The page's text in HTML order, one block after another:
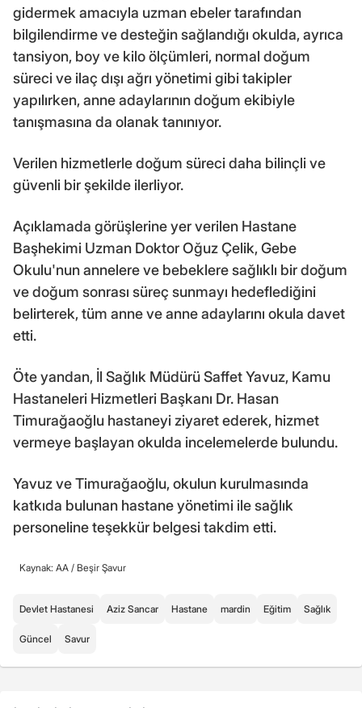
gidermek amacıyla uzman ebeler tarafından
bilgilendirme ve desteğin sağlandığı okulda, ayrıca
tansiyon, boy ve kilo ölçümleri, normal doğum
süreci ve ilaç dışı ağrı yönetimi gibi takipler
yapılırken, anne adaylarının doğum ekibiyle
tanışmasına da olanak tanınıyor.
Verilen hizmetlerle doğum süreci daha bilinçli ve
güvenli bir şekilde ilerliyor.
Açıklamada görüşlerine yer verilen Hastane
Başhekimi Uzman Doktor Oğuz Çelik, Gebe
Okulu'nun annelere ve bebeklere sağlıklı bir doğum
ve doğum sonrası süreç sunmayı hedeflediğini
belirterek, tüm anne ve anne adaylarını okula davet
etti.
Öte yandan, İl Sağlık Müdürü Saffet Yavuz, Kamu
Hastaneleri Hizmetleri Başkanı Dr. Hasan
Timurağaoğlu hastaneyi ziyaret ederek, hizmet
vermeye başlayan okulda incelemelerde bulundu.
Yavuz ve Timurağaoğlu, okulun kurulmasında
katkıda bulunan hastane yönetimi ile sağlık
personeline teşekkür belgesi takdim etti.
Kaynak: AA / Beşir Şavur
Devlet Hastanesi Aziz Sancar Hastane mardin Eğitim Sağlık
Güncel Savur